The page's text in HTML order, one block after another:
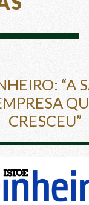
“A
CRESCEU”